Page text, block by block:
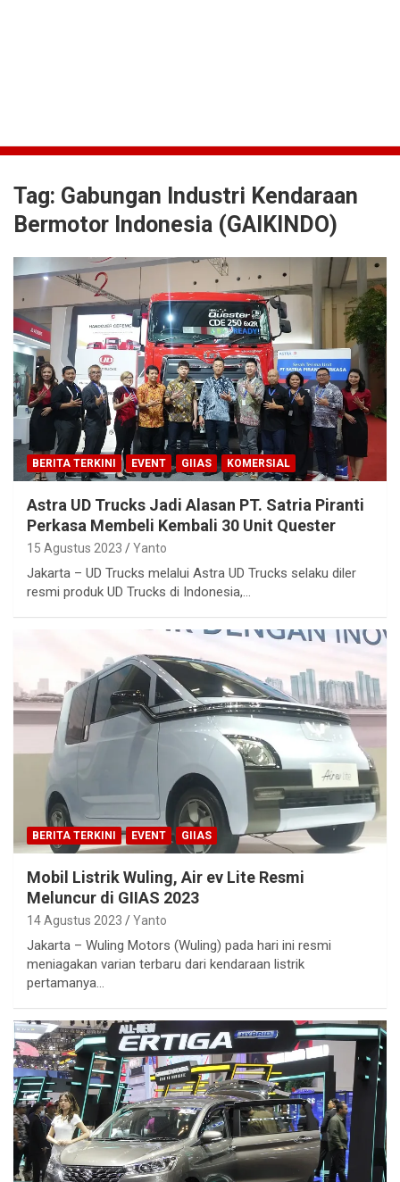
Tag: Gabungan Industri Kendaraan
Bermotor Indonesia (GAIKINDO)
BERITA TERKINI EVENT GIIAS KOMERSIAL
Astra UD Trucks Jadi Alasan PT. Satria Piranti
Perkasa Membeli Kembali 30 Unit Quester
15 Agustus 2023 Yanto
Jakarta – UD Trucks melalui Astra UD Trucks selaku diler
resmi produk UD Trucks di Indonesia,…
BERITA TERKINI EVENT GIIAS
Mobil Listrik Wuling, Air ev Lite Resmi
Meluncur di GIIAS 2023
14 Agustus 2023 Yanto
Jakarta – Wuling Motors (Wuling) pada hari ini resmi
meniagakan varian terbaru dari kendaraan listrik
pertamanya…